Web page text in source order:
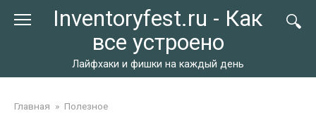
Inventoryfest.ru - Как
все устроено
Лайфхаки и фишки на каждый день
Главная » Полезное